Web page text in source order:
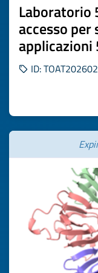
Laboratorio
accesso
applicazioni
ID: